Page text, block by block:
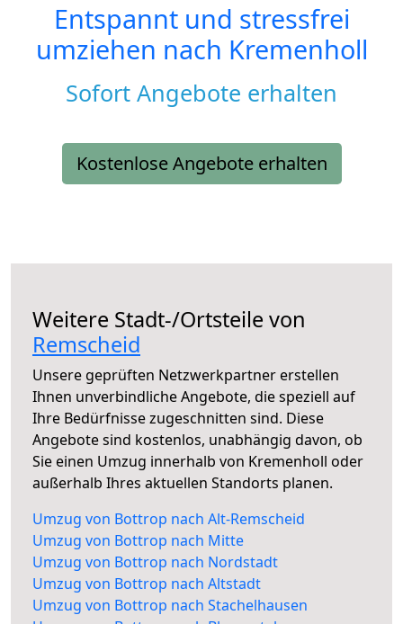
Entspannt und stressfrei
umziehen nach Kremenholl
Sofort Angebote erhalten
Kostenlose Angebote erhalten
Weitere Stadt-/Ortsteile von
Remscheid
Unsere geprüften Netzwerkpartner erstellen
Ihnen unverbindliche Angebote, die speziell auf
Ihre Bedürfnisse zugeschnitten sind. Diese
Angebote sind kostenlos, unabhängig davon, ob
Sie einen Umzug innerhalb von Kremenholl oder
außerhalb Ihres aktuellen Standorts planen.
Umzug von Bottrop nach Alt-Remscheid
Umzug von Bottrop nach Mitte
Umzug von Bottrop nach Nordstadt
Umzug von Bottrop nach Altstadt
Umzug von Bottrop nach Stachelhausen